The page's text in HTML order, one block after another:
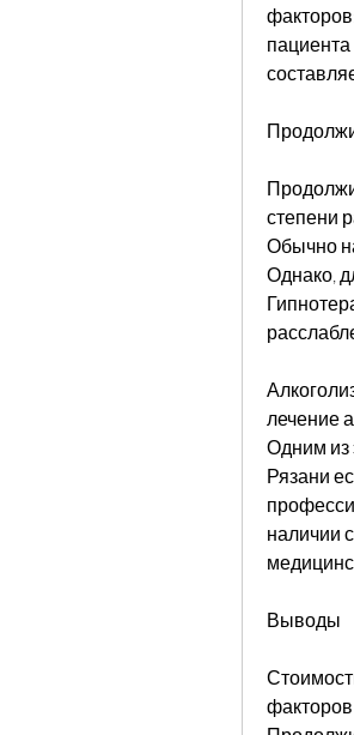
степени
Обычно
Однако,
лечение
Одним из
Рязани
наличии
Выводы
факторов